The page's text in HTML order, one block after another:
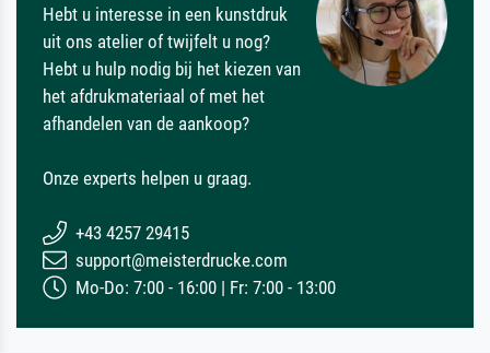
Hebt u interesse in een kunstdruk
uit ons atelier of twijfelt u nog?
Hebt u hulp nodig bij het kiezen van
het afdrukmateriaal of met het
afhandelen van de aankoop?
Onze experts helpen u graag.
+43 4257 29415
support@meisterdrucke.com
Mo-Do: 7:00 - 16:00 | Fr: 7:00 - 13:00